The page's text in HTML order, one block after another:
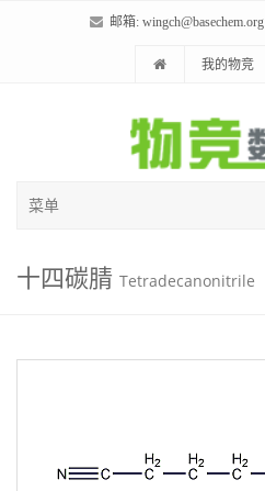
邮箱: wingch@basechem.org
我的物竞
菜单
十四碳腈 Tetradecanonitrile